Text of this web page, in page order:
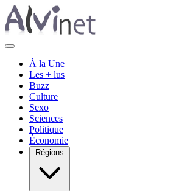
À la Une
Les + lus
Buzz
Culture
Sexo
Sciences
Politique
Économie
Régions